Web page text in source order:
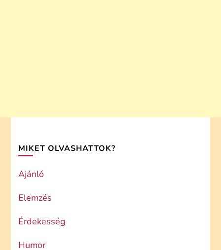
MIKET OLVASHATTOK?
Ajánló
Elemzés
Érdekesség
Humor